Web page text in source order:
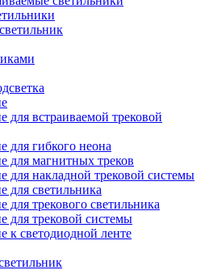
встраиваемой трековой
для гибкого неона
для магнитных треков
для накладной трековой системы
для светильника
трекового светильника
для трековой системы
к светодиодной ленте